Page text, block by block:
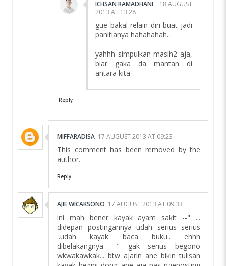
ICHSAN RAMADHANI
18 AUGUST
2013 AT 13:28
gue bakal relain diri buat jadi
panitianya hahahahah...
yahhh simpulkan masih2 aja,
biar gaka da mantan di
antara kita
Reply
MIFFARADISA 17 AUGUST 2013 AT 09:23
This comment has been removed by the
author.
Reply
AJIE WICAKSONO 17 AUGUST 2013 AT 09:33
ini mah bener kayak ayam sakit --" ...
didepan postingannya udah serius serius
..udah kayak baca buku.. ehhh
dibelakangnya --" gak serius begono
wkwakawkak... btw ajarin ane bikin tulisan